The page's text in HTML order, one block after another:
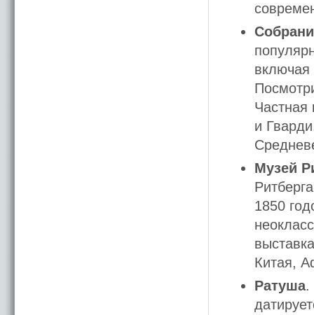
включая
Частная
и
Музей
1850
Китая,
Ратуша.